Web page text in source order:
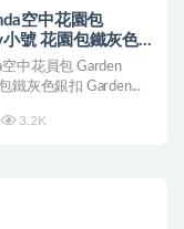
空中花園包
號 花園包鐵灰色銀
中花員包 Garden
鐵灰色銀扣 Garden...
3.2K